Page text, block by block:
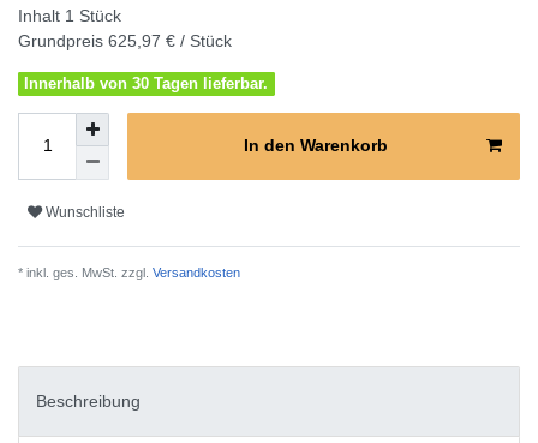
Inhalt 1 Stück
Grundpreis 625,97 € / Stück
Innerhalb von 30 Tagen lieferbar.
In den Warenkorb
Wunschliste
* inkl. ges. MwSt. zzgl. Versandkosten
Beschreibung